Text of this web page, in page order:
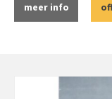
meer info